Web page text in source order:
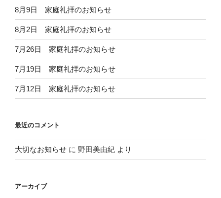
8月9日 家庭礼拝のお知らせ
8月2日 家庭礼拝のお知らせ
7月26日 家庭礼拝のお知らせ
7月19日 家庭礼拝のお知らせ
7月12日 家庭礼拝のお知らせ
最近のコメント
大切なお知らせ に 野田美由紀 より
アーカイブ